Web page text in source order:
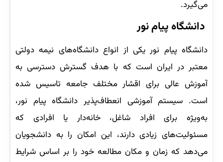
می‌گیرد.
دانشگاه پیام نور
دانشگاه پیام نور یکی از انواع دانشگاه‌های نیمه دولتی
معتبر در ایران است که با هدف گسترش دسترسی به
آموزش عالی برای اقشار مختلف جامعه تاسیس شده
است. سیستم آموزشی انعطاف‌پذیر دانشگاه پیام نور،
به‌ویژه برای افراد شاغل، خانه‌دار یا افرادی که
مسئولیت‌های زیادی دارند،‌ این امکان را به دانشجویان
می‌دهد که زمان و مکان مطالعه خود را بر اساس شرایط